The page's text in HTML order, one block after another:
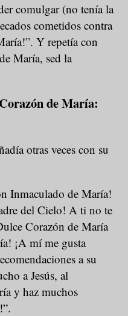
comulgar (no tenía la
cometidos contra
Y repetía con
María, sed la
de María:
otras veces con su
Inmaculado de María!
del Cielo! A ti no te
Corazón de María
¡A mí me gusta
a su
a Jesús, al
y haz muchos